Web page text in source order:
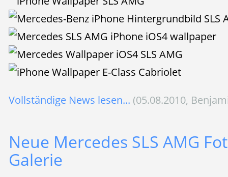
Vollständige News lesen... (05.08.2010,
Neue Mercedes SLS AMG
Galerie